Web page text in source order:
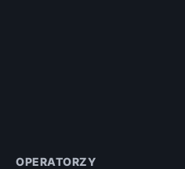
OPERATORZY